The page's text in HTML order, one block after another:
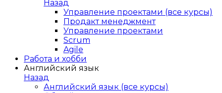
Назад
Управление проектами (все курсы)
Продакт менеджмент
Управление проектами
Scrum
Agile
Работа и хобби
Английский язык
Назад
Английский язык (все курсы)